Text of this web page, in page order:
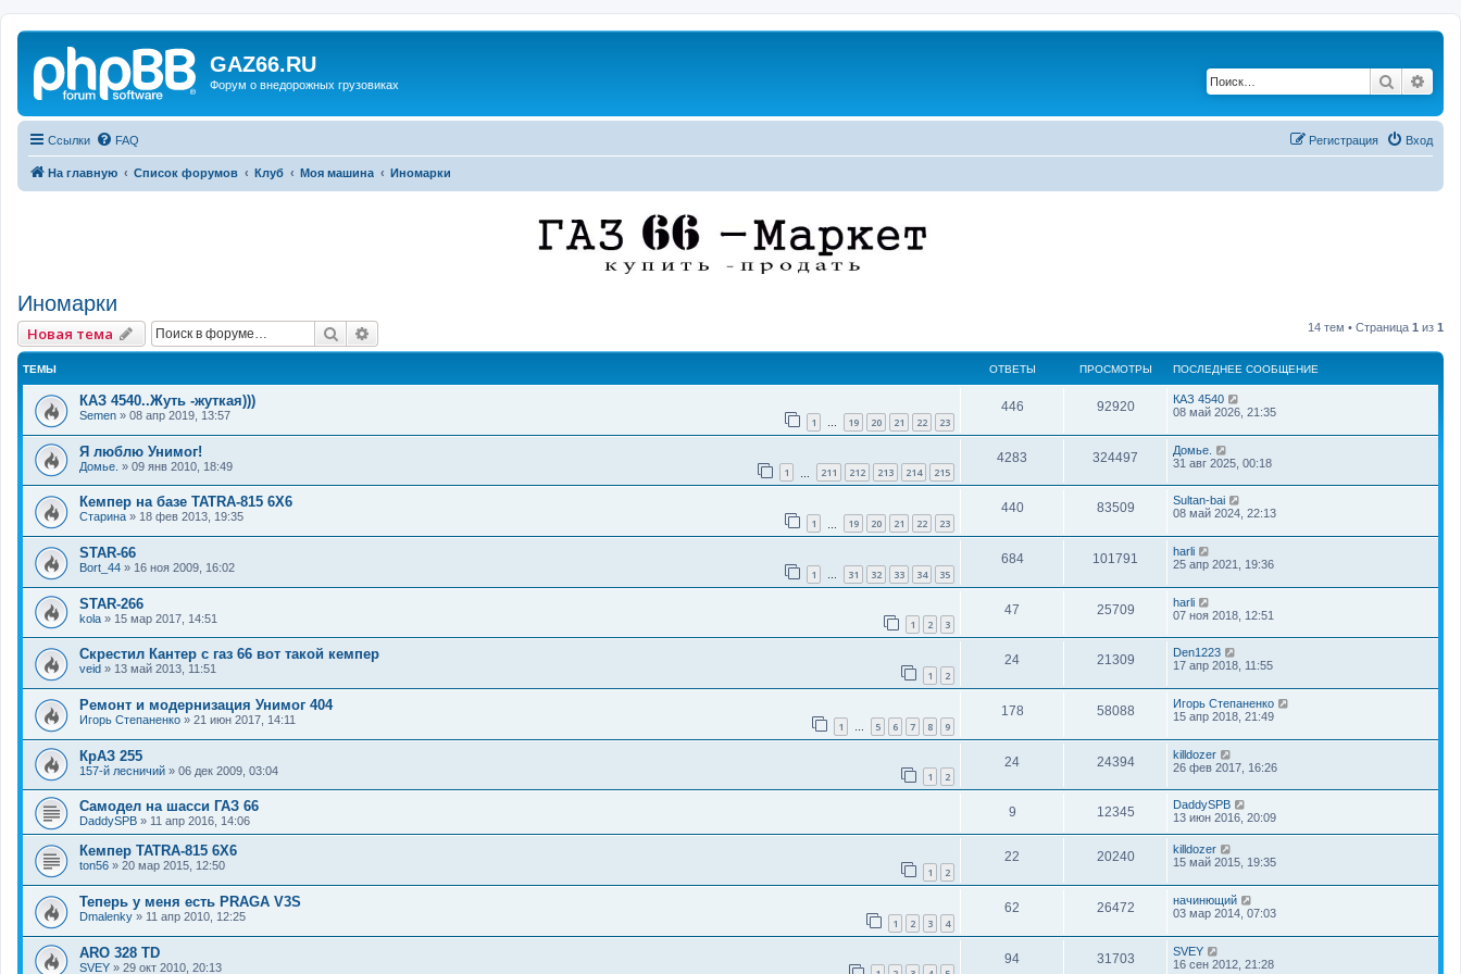
GAZ66.RU
Форум о внедорожных грузовиках Поиск
Ссылки FAQ Вход
Регистрация
На главную Список форумов Клуб Моя машина Иномарки
Иномарки
Новая тема Поиск 14 тем • Страница 1 из 1
ТЕМЫ ОТВЕТЫ ПРОСМОТРЫ ПОСЛЕДНЕЕ СООБЩЕНИЕ
КАЗ 4540..Жуть -жуткая)))
Semen » 08 апр 2019, 13:57 1 … 19 20 21 22 23
446 92920
КАЗ 4540
08 май 2026, 21:35
Я люблю Унимог!
Домье. » 09 янв 2010, 18:49 1 211 212 213 214 215
4283 324497
Домье.
31 авг 2025, 00:18
Кемпер на базе TATRA-815 6X6
Старина » 18 фев 2013, 19:35 1 19 20 21 22 23
440 83509
Sultan-bai
08 май 2024, 22:13
STAR-66
Bort_44 » 16 ноя 2009, 16:02 1 … 31 32 33 34 35
684 101791
harli
25 апр 2021, 19:36
STAR-266
kola » 15 мар 2017, 14:51 1 2 3
47 25709
harli
07 ноя 2018, 12:51
Скрестил Кантер с газ 66 вот такой кемпер
veid » 13 май 2013, 11:51 1 2
24 21309
Den1223
17 апр 2018, 11:55
Ремонт и модернизация Унимог 404
Игорь Степаненко » 21 июн 2017, 14:11 1 … 5 6 7 8 9
178 58088
Игорь Степаненко
15 апр 2018, 21:49
КрАЗ 255
157-й лесничий » 06 дек 2009, 03:04 1 2
24 24394
killdozer
26 фев 2017, 16:26
Самодел на шасси ГАЗ 66
DaddySPB » 11 апр 2016, 14:06
9 12345
DaddySPB
13 июн 2016, 20:09
Кемпер TATRA-815 6X6
ton56 » 20 мар 2015, 12:50 1 2
22 20240
killdozer
15 май 2015, 19:35
Теперь у меня есть PRAGA V3S
Dmalenky » 11 апр 2010, 12:25 1 2 3 4
62 26472
начинющий
03 мар 2014, 07:03
ARO 328 TD
SVEY » 29 окт 2010, 20:13
94 31703
SVEY
16 сен 2012, 21:28